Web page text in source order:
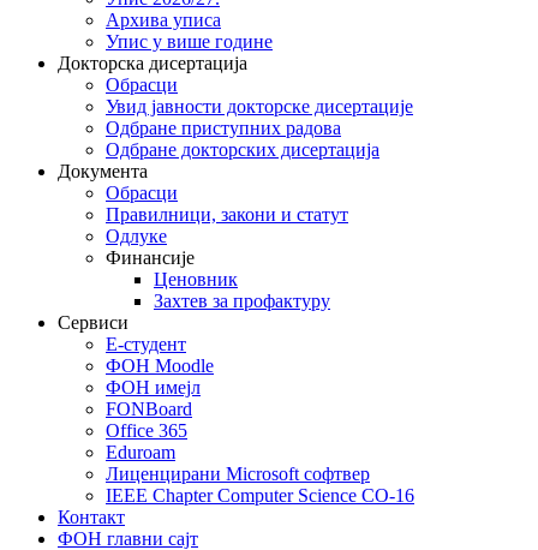
Архива уписа
Упис у више године
Докторска дисертација
Обрасци
Увид јавности докторске дисертације
Одбране приступних радова
Одбране докторских дисертација
Документа
Обрасци
Правилници, закони и статут
Одлуке
Финансије
Ценовник
Захтев за профактуру
Сервиси
Е-студент
ФОН Moodle
ФОН имејл
FONBoard
Office 365
Eduroam
Лиценцирани Microsoft софтвер
IEEE Chapter Computer Science CO-16
Контакт
ФОН главни сајт